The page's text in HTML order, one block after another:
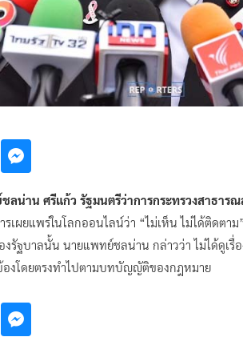
ลน่าน ศรีแก้ว รัฐมนตรีว่าการกระทรวงสาธาร
เผยแพร่ในโลกออนไลน์ว่า “ไม่เห็น ไม่ได้ติดตา
งรัฐบาลนั้น นายแพทย์ชลน่าน กล่าวว่า ไม่ได้ดูเ
งโดยตรงทำไปตามบทบัญญัติของกฎหมาย